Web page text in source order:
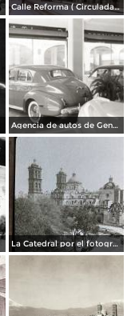
Calle Reforma ( Circulada el 15 de Marzo de 1933 ).
Agencia de autos de General Motors
La Catedral por el fotografo William H. Rau.